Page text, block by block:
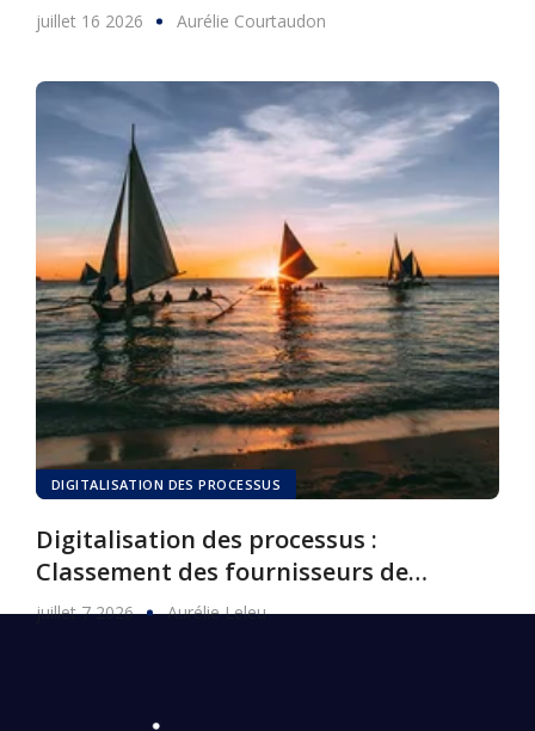
juillet 16 2026 Aurélie Courtaudon
DIGITALISATION DES PROCESSUS
Digitalisation des processus :
Classement des fournisseurs de
logiciels, 2026
juillet 7 2026 Aurélie Leleu